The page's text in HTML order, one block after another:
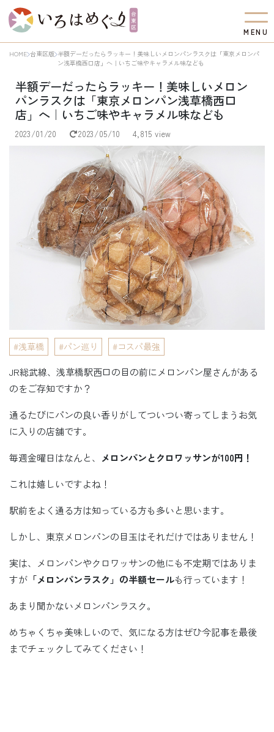
M EN U
HOME 台東区版 半額デーだったらラッキー！美味しいメロンパンラスクは「東京メロンパ
ン浅草橋西口店」へ｜いちご味やキャラメル味なども
半額デーだったらラッキー！美味しいメロン
パンラスクは「東京メロンパン浅草橋西口
店」へ｜いちご味やキャラメル味なども
2023/01/20 2023/05/10 4,815 view
浅草橋 パン巡り コスパ最強
JR総武線、浅草橋駅西口の目の前にメロンパン屋さんがある
のをご存知ですか？
通るたびにパンの良い香りがしてついつい寄ってしまうお気
に入りの店舗です。
毎週金曜日はなんと、 メロンパンとクロワッサンが100円！
これは嬉しいですよね！
駅前をよく通る方は知っている方も多いと思います。
しかし、東京メロンパンの目玉はそれだけではありません！
実は、メロンパンやクロワッサンの他にも不定期ではありま
すが 「メロンパンラスク」の半額セールも行っています！
あまり聞かないメロンパンラスク。
めちゃくちゃ美味しいので、気になる方はぜひ今記事を最後
までチェックしてみてください！